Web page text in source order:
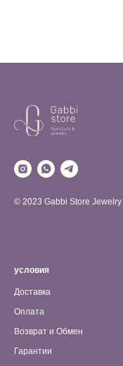
© 2023 Gabbi Store Jewelry
условия
Доставка
Оплата
Возврат и Обмен
Гарантии